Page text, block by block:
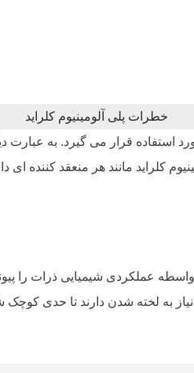
استفاده قرار می گیرد. به
کلراید مانند هر منعقد کننده
عملکردی شیمیایی ذرات را
لخته شدن دارند تا حدی کوچک